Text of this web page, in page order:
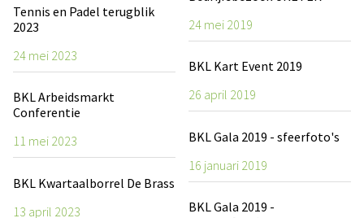
Tennis en Padel terugblik
2023
24 mei 2023
BKL Arbeidsmarkt
Conferentie
11 mei 2023
BKL Kwartaalborrel De Brass
13 april 2023
24 mei 2019
BKL Kart Event 2019
26 april 2019
BKL Gala 2019 - sfeerfoto's
16 januari 2019
BKL Gala 2019 -